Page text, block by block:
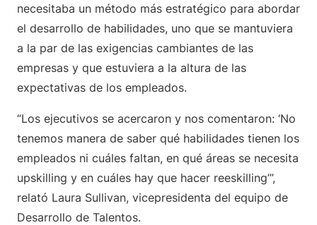
necesitaba un método más estratégico para abordar
el desarrollo de habilidades, uno que se mantuviera
a la par de las exigencias cambiantes de las
empresas y que estuviera a la altura de las
expectativas de los empleados.
“Los ejecutivos se acercaron y nos comentaron: ‘No
tenemos manera de saber qué habilidades tienen los
empleados ni cuáles faltan, en qué áreas se necesita
upskilling y en cuáles hay que hacer reeskilling’”,
relató Laura Sullivan, vicepresidenta del equipo de
Desarrollo de Talentos.